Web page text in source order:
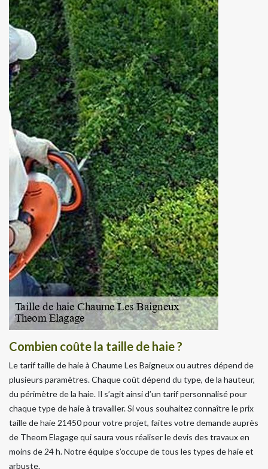
Combien coûte la taille de haie ?
Le tarif taille de haie à Chaume Les Baigneux ou autres dépend de
plusieurs paramètres. Chaque coût dépend du type, de la hauteur,
du périmètre de la haie. Il s’agit ainsi d’un tarif personnalisé pour
chaque type de haie à travailler. Si vous souhaitez connaître le prix
taille de haie 21450 pour votre projet, faites votre demande auprès
de Theom Elagage qui saura vous réaliser le devis des travaux en
moins de 24 h. Notre équipe s’occupe de tous les types de haie et
arbuste.